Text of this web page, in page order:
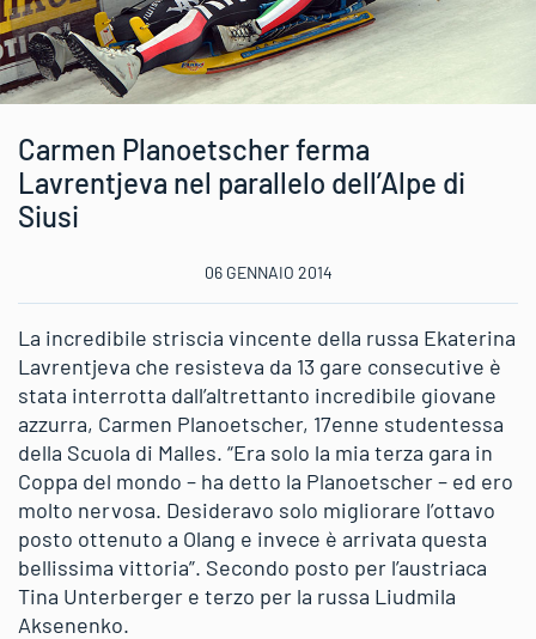
Carmen Planoetscher ferma
Lavrentjeva nel parallelo dell’Alpe di
Siusi
06 GENNAIO 2014
La incredibile striscia vincente della russa Ekaterina
Lavrentjeva che resisteva da 13 gare consecutive è
stata interrotta dall’altrettanto incredibile giovane
azzurra, Carmen Planoetscher, 17enne studentessa
della Scuola di Malles. “Era solo la mia terza gara in
Coppa del mondo – ha detto la Planoetscher – ed ero
molto nervosa. Desideravo solo migliorare l’ottavo
posto ottenuto a Olang e invece è arrivata questa
bellissima vittoria”. Secondo posto per l’austriaca
Tina Unterberger e terzo per la russa Liudmila
Aksenenko.